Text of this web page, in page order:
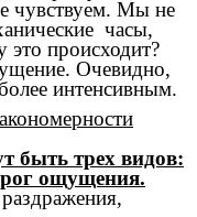
чувствуем. Мы не
часы,
происходит?
Очевидно,
интенсивным.
быть трех видов:
ощущения.